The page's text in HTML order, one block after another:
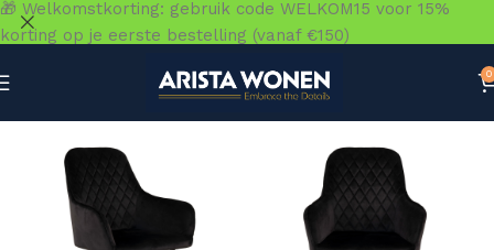
0
🎁 Welkomstkorting: gebruik code WELKOM15 voor 15%
korting op je eerste bestelling (vanaf €150)